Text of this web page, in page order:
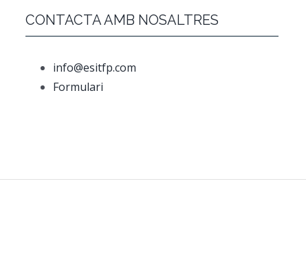
CONTACTA AMB NOSALTRES
info@esitfp.com
Formulari